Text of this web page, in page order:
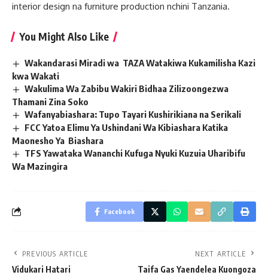
interior design na furniture production nchini Tanzania.
You Might Also Like
Wakandarasi Miradi wa TAZA Watakiwa Kukamilisha Kazi
kwa Wakati
Wakulima Wa Zabibu Wakiri Bidhaa Zilizoongezwa
Thamani Zina Soko
Wafanyabiashara: Tupo Tayari Kushirikiana na Serikali
FCC Yatoa Elimu Ya Ushindani Wa Kibiashara Katika
Maonesho Ya Biashara
TFS Yawataka Wananchi Kufuga Nyuki Kuzuia Uharibifu
Wa Mazingira
Facebook
PREVIOUS ARTICLE
Vidukari Hatari
NEXT ARTICLE
Taifa Gas Yaendelea Kuongoza